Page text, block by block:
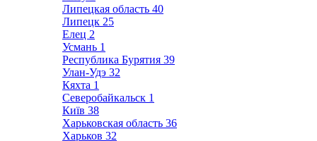
Липецкая область 40
Липецк 25
Елец 2
Усмань 1
Республика Бурятия 39
Улан-Удэ 32
Кяхта 1
Северобайкальск 1
Київ 38
Харьковская область 36
Харьков 32